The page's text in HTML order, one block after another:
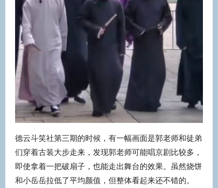
德云斗笑社第三期的时候，有一幅画面是郭老师和徒弟
们穿着古装大步走来，发现郭老师可能唱京剧比较多，
即使拿着一把破扇子，也能走出舞台的效果。虽然烧饼
和小岳岳拉低了平均颜值，但整体看起来还不错的。